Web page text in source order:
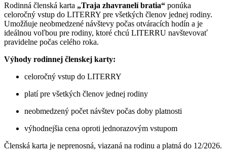
Rodinná členská karta „Traja zhavranelí bratia“ ponúka
celoročný vstup do LITERRY pre všetkých členov jednej rodiny.
Umožňuje neobmedzené návštevy počas otváracích hodín a je
ideálnou voľbou pre rodiny, ktoré chcú LITERRU navštevovať
pravidelne počas celého roka.
Výhody rodinnej členskej karty:
celoročný vstup do LITERRY
platí pre všetkých členov jednej rodiny
neobmedzený počet návštev počas doby platnosti
výhodnejšia cena oproti jednorazovým vstupom
Členská karta je neprenosná, viazaná na rodinu a platná do 12/2026.